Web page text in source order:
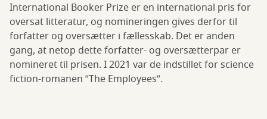
International Booker Prize er en international pris for
oversat litteratur, og nomineringen gives derfor til
forfatter og oversætter i fællesskab. Det er anden
gang, at netop dette forfatter- og oversætterpar er
nomineret til prisen. I 2021 var de indstillet for science
fiction-romanen ”The Employees”.